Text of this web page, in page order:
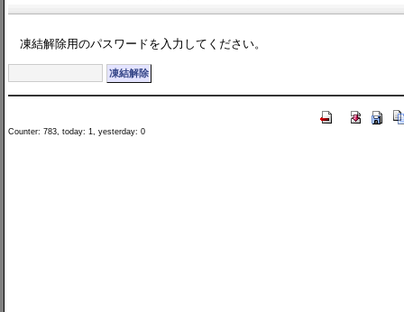
凍結解除用のパスワードを入力してください。
Counter: 783, today: 1, yesterday: 0